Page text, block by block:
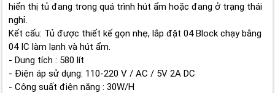
hiển thị tủ đang trong quá trình hút ẩm hoặc đang ở trạng thái
nghỉ.
Kết cấu: Tủ được thiết kế gọn nhẹ, lắp đặt 04 Block chạy bằng
04 IC làm lạnh và hút ẩm.
- Dung tích : 580 lít
- Điện áp sử dụng: 110-220 V / AC / 5V 2A DC
- Công suất điện năng : 30W/H